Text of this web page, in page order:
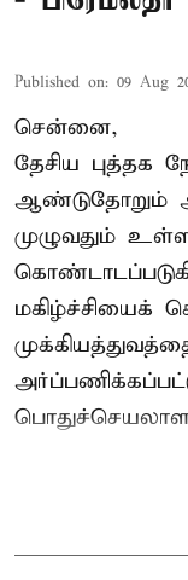
Published on: 09 Aug
சென்னை,
தேசிய புத்தக
ஆண்டுதோறும்
முழுவதும்
மகிழ்ச்சியைக்